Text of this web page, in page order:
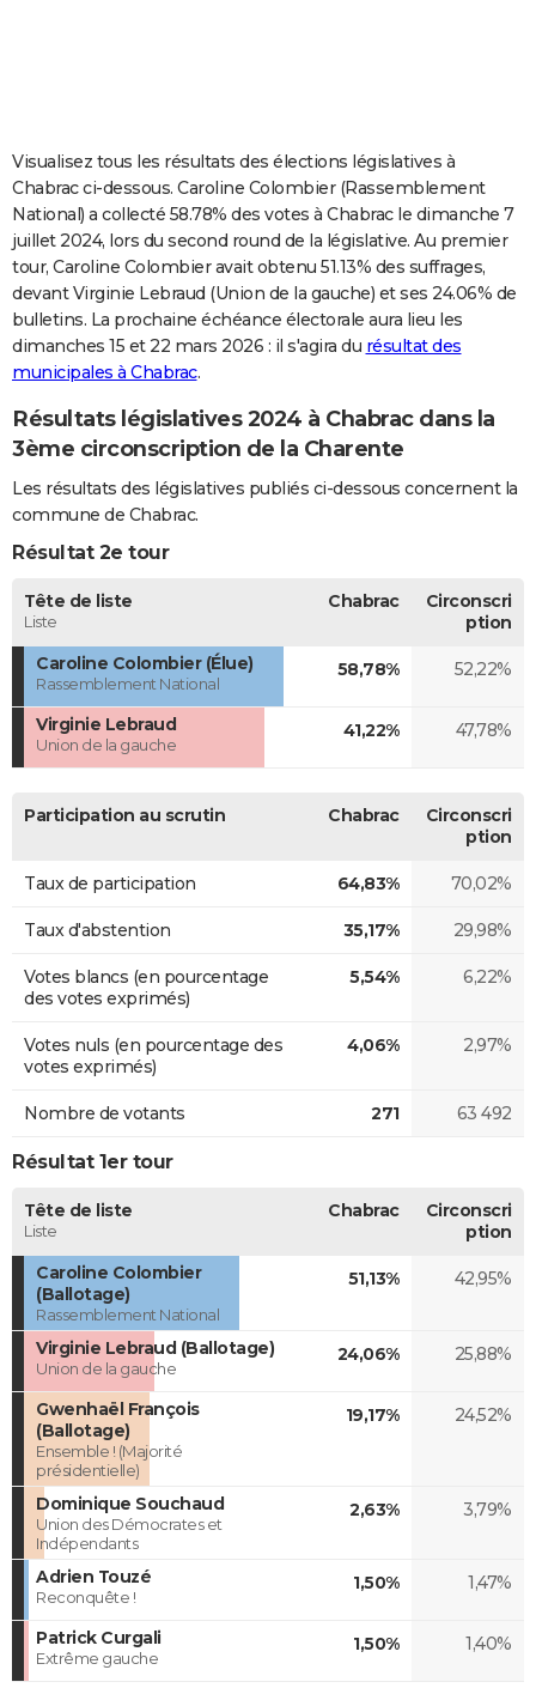
CARTE DE VOEUX
Carte de Noël
Carte Bonne année
Carte Saint-Valentin
Carte Pâques
Carte d'anniversaire
DICTIONNAIRE
Dictionnaire
Biographies
Citations
Expressions
Proverbes
PROGRAMME TV
COPAINS D'AVANT
S'inscrire
Se connecter
Lycées
Collèges
Primaires
Universités
Entreprises
Service militaire
Avis de recherche
AVIS DE DÉCÈS
FORUM
Bricolage
Lifestyle
Culture
Sport
Auto
Television
Voyage
Cinema
Visualisez tous les résultats des élections législatives à
Chabrac ci-dessous. Caroline Colombier (Rassemblement
National) a collecté 58.78% des votes à Chabrac le dimanche 7
juillet 2024, lors du second round de la législative. Au premier
tour, Caroline Colombier avait obtenu 51.13% des suffrages,
devant Virginie Lebraud (Union de la gauche) et ses 24.06% de
bulletins. La prochaine échéance électorale aura lieu les
dimanches 15 et 22 mars 2026 : il s'agira du résultat des
municipales à Chabrac.
Résultats législatives 2024 à Chabrac dans la
3ème circonscription de la Charente
Les résultats des législatives publiés ci-dessous concernent la
commune de Chabrac.
Résultat 2e tour
Tête de liste
Liste
Chabrac
Circonscri
ption
Caroline Colombier (Élue)
Rassemblement National
58,78% 52,22%
Virginie Lebraud
Union de la gauche
41,22% 47,78%
Participation au scrutin Chabrac
Circonscri
ption
Taux de participation 64,83% 70,02%
Taux d'abstention 35,17% 29,98%
Votes blancs (en pourcentage
des votes exprimés)
5,54% 6,22%
Votes nuls (en pourcentage des
votes exprimés)
4,06% 2,97%
Nombre de votants 271 63 492
Résultat 1er tour
Tête de liste
Liste
Chabrac
Circonscri
ption
Caroline Colombier
(Ballotage)
Rassemblement National
51,13% 42,95%
Virginie Lebraud (Ballotage)
Union de la gauche
24,06% 25,88%
Gwenhaël François
(Ballotage)
Ensemble ! (Majorité
présidentielle)
19,17% 24,52%
Dominique Souchaud
Union des Démocrates et
Indépendants
2,63% 3,79%
Adrien Touzé
Reconquête !
1,50% 1,47%
Patrick Curgali
Extrême gauche
1,50% 1,40%